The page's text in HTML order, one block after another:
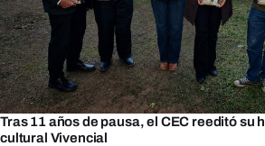
Tras 11 años de pausa, el CEC reeditó su
cultural Vivencial